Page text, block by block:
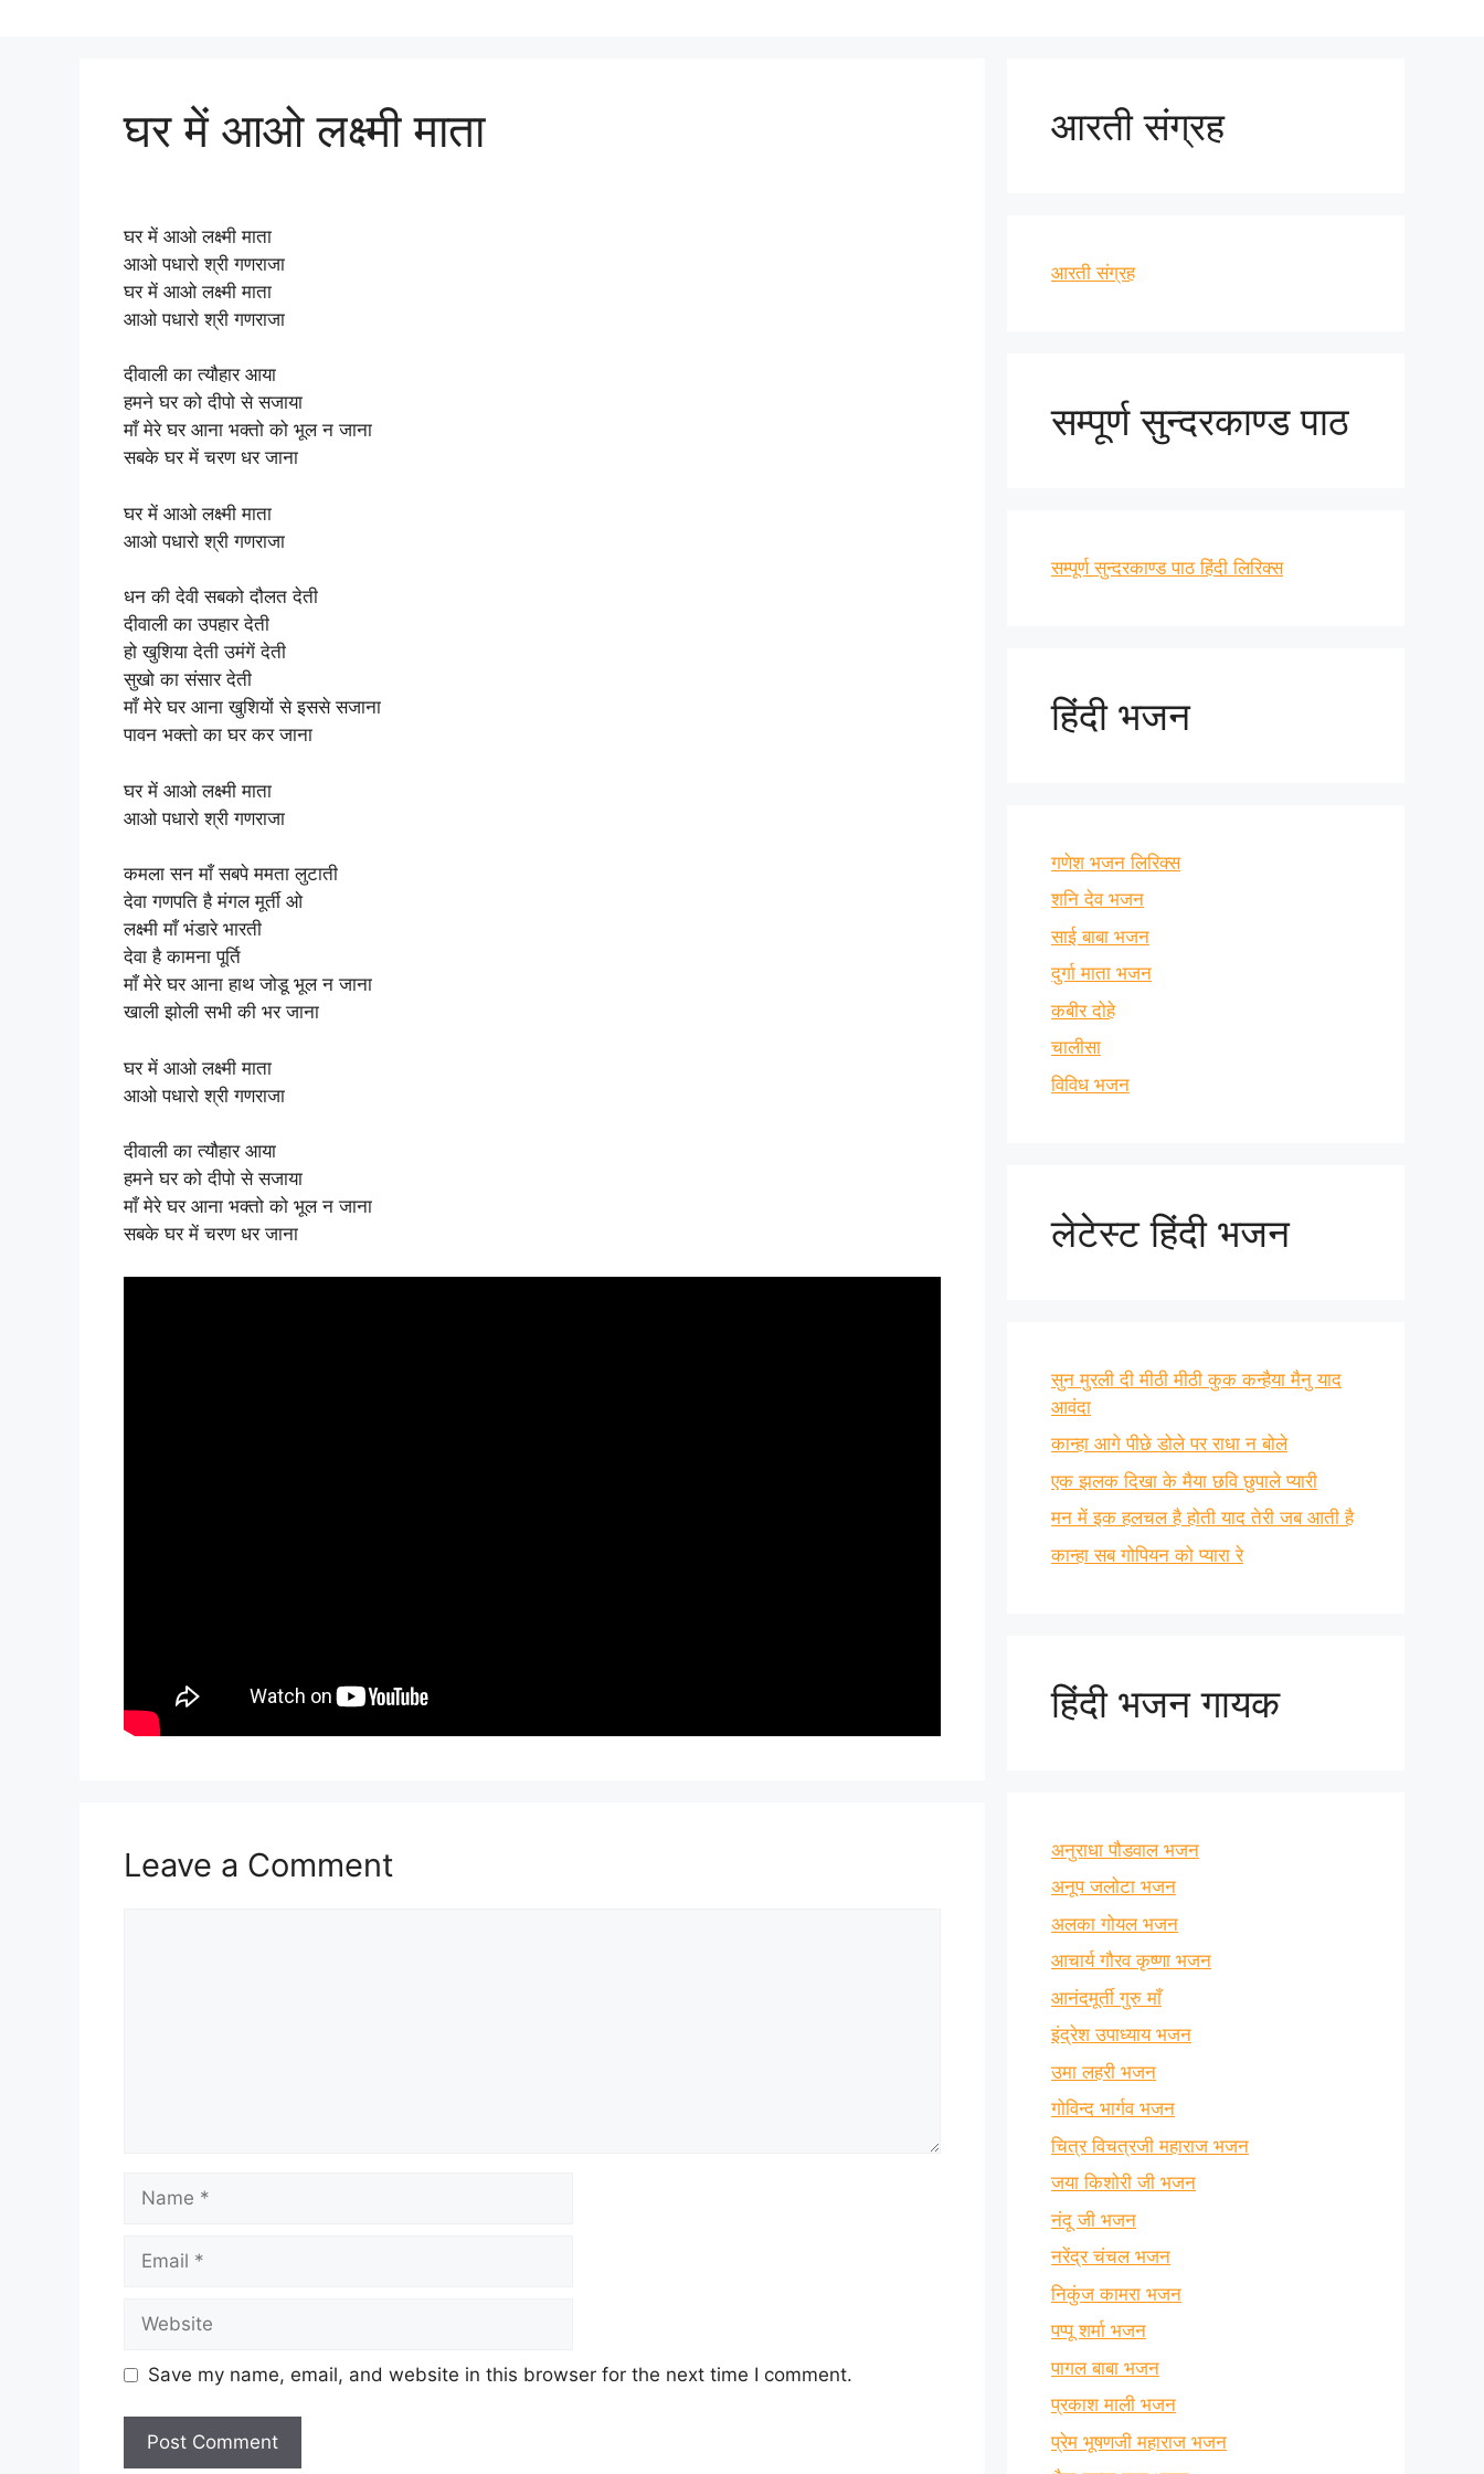
घर में आओ लक्ष्मी माता
घर में आओ लक्ष्मी माता
आओ पधारो श्री गणराजा
घर में आओ लक्ष्मी माता
आओ पधारो श्री गणराजा
दीवाली का त्यौहार आया
हमने घर को दीपो से सजाया
माँ मेरे घर आना भक्तो को भूल न जाना
सबके घर में चरण धर जाना
घर में आओ लक्ष्मी माता
आओ पधारो श्री गणराजा
धन की देवी सबको दौलत देती
दीवाली का उपहार देती
हो खुशिया देती उमंगें देती
सुखो का संसार देती
माँ मेरे घर आना खुशियों से इससे सजाना
पावन भक्तो का घर कर जाना
घर में आओ लक्ष्मी माता
आओ पधारो श्री गणराजा
कमला सन माँ सबपे ममता लुटाती
देवा गणपति है मंगल मूर्ती ओ
लक्ष्मी माँ भंडारे भारती
देवा है कामना पूर्ति
माँ मेरे घर आना हाथ जोडू भूल न जाना
खाली झोली सभी की भर जाना
घर में आओ लक्ष्मी माता
आओ पधारो श्री गणराजा
दीवाली का त्यौहार आया
हमने घर को दीपो से सजाया
माँ मेरे घर आना भक्तो को भूल न जाना
सबके घर में चरण धर जाना
Leave a Comment
Save my name, email, and website in this browser for the next time I comment.
आरती संग्रह
आरती संग्रह
सम्पूर्ण सुन्दरकाण्ड पाठ
सम्पूर्ण सुन्दरकाण्ड पाठ हिंदी लिरिक्स
हिंदी भजन
गणेश भजन लिरिक्स
शनि देव भजन
साई बाबा भजन
दुर्गा माता भजन
कबीर दोहे
चालीसा
विविध भजन
लेटेस्ट हिंदी भजन
सुन मुरली दी मीठी मीठी कुक कन्हैया मैनु याद
आवंदा
कान्हा आगे पीछे डोले पर राधा न बोले
एक झलक दिखा के मैया छवि छुपाले प्यारी
मन में इक हलचल है होती याद तेरी जब आती है
कान्हा सब गोपियन को प्यारा रे
हिंदी भजन गायक
अनुराधा पौडवाल भजन
अनूप जलोटा भजन
अलका गोयल भजन
आचार्य गौरव कृष्णा भजन
आनंदमूर्ती गुरु माँ
इंद्रेश उपाध्याय भजन
उमा लहरी भजन
गोविन्द भार्गव भजन
चित्र विचत्रजी महाराज भजन
जया किशोरी जी भजन
नंदू जी भजन
नरेंद्र चंचल भजन
निकुंज कामरा भजन
पप्पू शर्मा भजन
पागल बाबा भजन
प्रकाश माली भजन
प्रेम भूषणजी महाराज भजन